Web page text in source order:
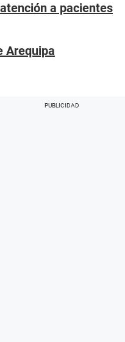
a pacientes
Arequipa